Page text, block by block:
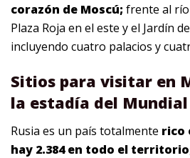
corazón de Moscú; frente al río
Plaza Roja en el este y el Jardín
incluyendo cuatro palacios y
Sitios para visitar en
la estadía del Mundial
Rusia es un país totalmente rico
hay 2.384 en todo el